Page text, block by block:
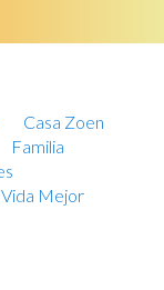
Casa Zoen
Familia
Vida Mejor